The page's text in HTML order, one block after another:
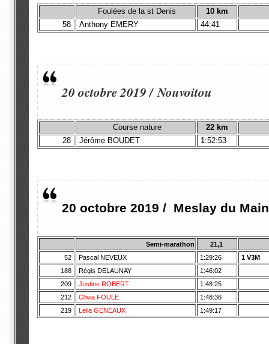
Foulées de la st Denis
10 km
58
Anthony EMERY 44:41
20 octobre 2019 / Nouvoitou
Course nature
22 km
28
Jérôme BOUDET 1:52:53
20 octobre 2019 / Meslay du
Semi-marathon
21,1
52
Pascal NEVEUX 1:29:26
1 V3M
188
Régis DELAUNAY
1:46:02
209
Justine ROBERT
1:48:25
212
Olivia FOULE
1:48:36
219
Leila GENEAUX 1:49:17